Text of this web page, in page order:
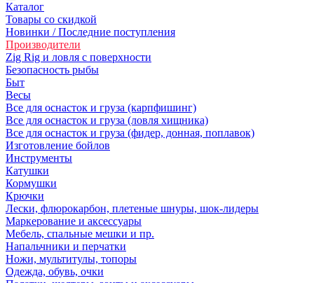
Каталог
Товары со скидкой
Новинки / Последние поступления
Производители
Zig Rig и ловля с поверхности
Безoпасность рыбы
Быт
Весы
Все для оснасток и груза (карпфишинг)
Все для оснасток и груза (ловля хищника)
Все для оснасток и груза (фидер, донная, поплавок)
Изготовление бойлов
Инструменты
Катушки
Кормушки
Крючки
Лески, флюрокарбон, плетеные шнуры, шок-лидеры
Маркерование и аксессуары
Мебель, спальные мешки и пр.
Напальчники и перчатки
Ножи, мультитулы, топоры
Одежда, обувь, очки